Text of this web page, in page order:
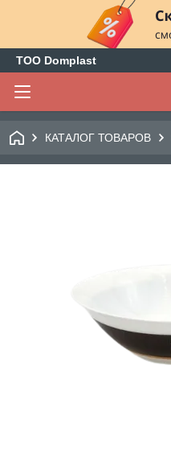
ТОО Domplast
КАТАЛОГ ТОВАРОВ